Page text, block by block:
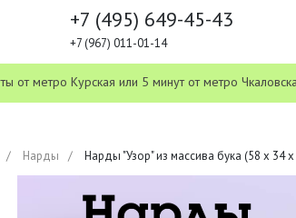
+7 (495) 649-45-43
+7 (967) 011-01-14
от метро Курская или 5 минут от метро
Нарды Нарды "Узор" из массива бука (58 x 34